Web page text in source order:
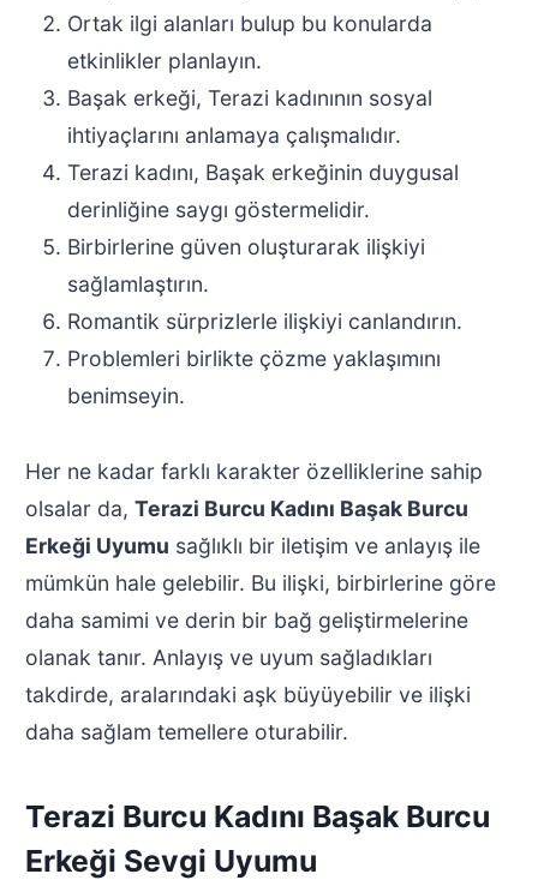
Ortak ilgi alanları bulup bu konularda
etkinlikler planlayın.
Başak erkeği, Terazi kadınının sosyal
ihtiyaçlarını anlamaya çalışmalıdır.
Terazi kadını, Başak erkeğinin duygusal
derinliğine saygı göstermelidir.
Birbirlerine güven oluşturarak ilişkiyi
sağlamlaştırın.
Romantik sürprizlerle ilişkiyi canlandırın.
Problemleri birlikte çözme yaklaşımını
benimseyin.
Her ne kadar farklı karakter özelliklerine sahip
olsalar da, Terazi Burcu Kadını Başak Burcu
Erkeği Uyumu sağlıklı bir iletişim ve anlayış ile
mümkün hale gelebilir. Bu ilişki, birbirlerine göre
daha samimi ve derin bir bağ geliştirmelerine
olanak tanır. Anlayış ve uyum sağladıkları
takdirde, aralarındaki aşk büyüyebilir ve ilişki
daha sağlam temellere oturabilir.
Terazi Burcu Kadını Başak Burcu
Erkeği Sevgi Uyumu